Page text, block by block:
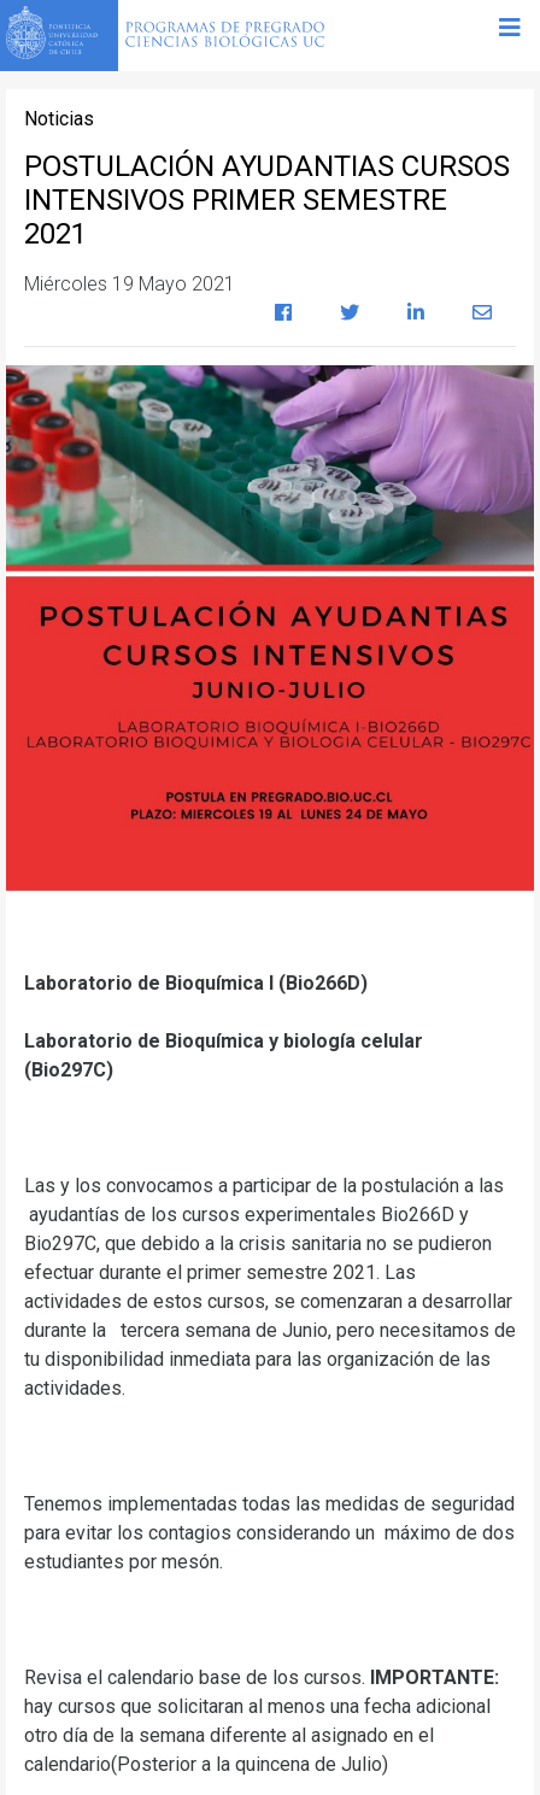
Noticias
POSTULACIÓN AYUDANTIAS CURSOS
INTENSIVOS PRIMER SEMESTRE
2021
Miércoles 19 Mayo 2021
Laboratorio de Bioquímica I (Bio266D)
Laboratorio de Bioquímica y biología celular
(Bio297C)
Las y los convocamos a participar de la postulación a las
ayudantías de los cursos experimentales Bio266D y
Bio297C, que debido a la crisis sanitaria no se pudieron
efectuar durante el primer semestre 2021. Las
actividades de estos cursos, se comenzaran a desarrollar
durante la tercera semana de Junio, pero necesitamos de
tu disponibilidad inmediata para las organización de las
actividades.
Tenemos implementadas todas las medidas de seguridad
para evitar los contagios considerando un máximo de dos
estudiantes por mesón.
Revisa el calendario base de los cursos.
IMPORTANTE:
hay cursos que solicitaran al menos una fecha adicional
otro día de la semana diferente al asignado en el
calendario(Posterior a la quincena de Julio)